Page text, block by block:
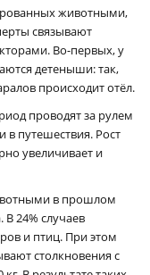
животными,
связывают
Во-первых, у
детеныши: так,
происходит отёл.
проводят за рулем
в путешествия. Рост
увеличивает и
в прошлом
24% случаев
и птиц. При этом
столкновения с